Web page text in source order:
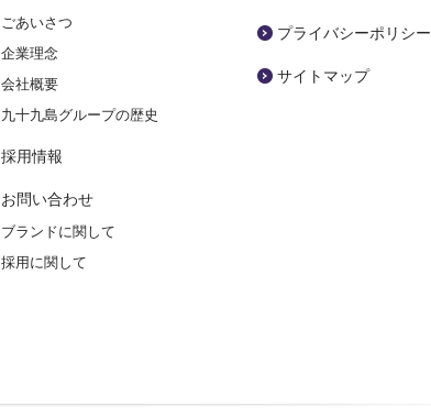
ごあいさつ
企業理念
会社概要
九十九島グループの歴史
採用情報
お問い合わせ
ブランドに関して
採用に関して
プライバシーポリシー
サイトマップ